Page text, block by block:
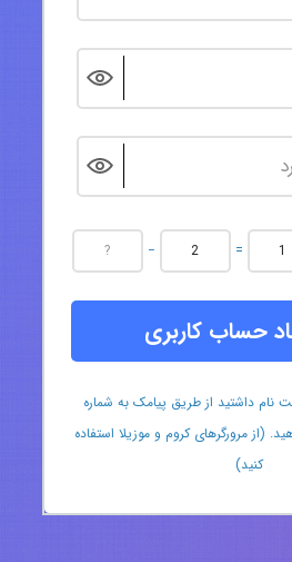
− =
حساب کاربری
نام داشتید از طریق پیامک به شماره
اطلاع دهید. (از مرورگرهای کروم و موزیلا استفاده
کنید)